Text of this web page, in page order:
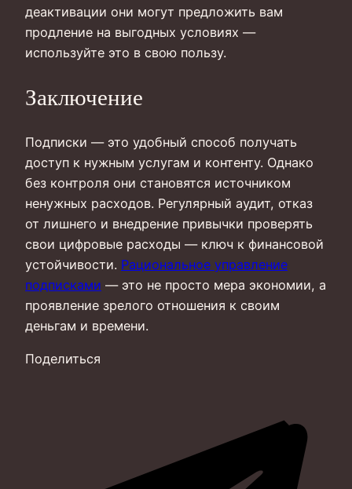
деактивации они могут предложить вам
продление на выгодных условиях —
используйте это в свою пользу.
Заключение
Подписки — это удобный способ получать
доступ к нужным услугам и контенту. Однако
без контроля они становятся источником
ненужных расходов. Регулярный аудит, отказ
от лишнего и внедрение привычки проверять
свои цифровые расходы — ключ к финансовой
устойчивости. Рациональное управление
подписками — это не просто мера экономии, а
проявление зрелого отношения к своим
деньгам и времени.
Поделиться